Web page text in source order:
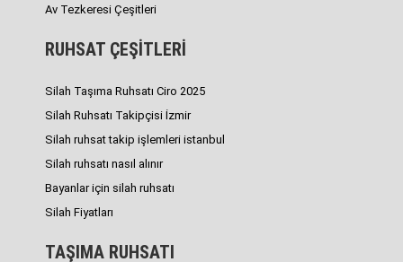
Av Tezkeresi Çeşitleri
RUHSAT ÇEŞİTLERİ
Silah Taşıma Ruhsatı Ciro 2025
Silah Ruhsatı Takipçisi İzmir
Silah ruhsat takip işlemleri istanbul
Silah ruhsatı nasıl alınır
Bayanlar için silah ruhsatı
Silah Fiyatları
TAŞIMA RUHSATI